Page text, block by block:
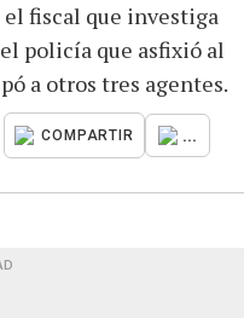
fiscal que investiga
policía que asfixió al
a otros tres agentes.
COMPARTIR ...